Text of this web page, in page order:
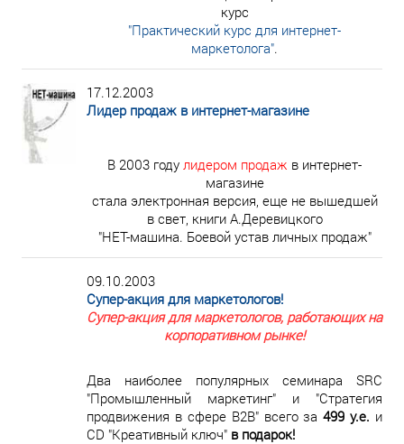
курс
"Практический курс для интернет-
маркетолога".
17.12.2003
Лидер продаж в интернет-магазине
В 2003 году лидером продаж в интернет-
магазине
стала электронная версия, еще не вышедшей
в свет, книги А.Деревицкого
"НЕТ-машина. Боевой устав личных продаж"
09.10.2003
Супер-акция для маркетологов!
Супер-акция для маркетологов, работающих на
корпоративном рынке!
Два наиболее популярных семинара SRC
"Промышленный маркетинг" и "Стратегия
продвижения в сфере В2В" всего за499 у.е. и
CD "Креативный ключ" в подарок!